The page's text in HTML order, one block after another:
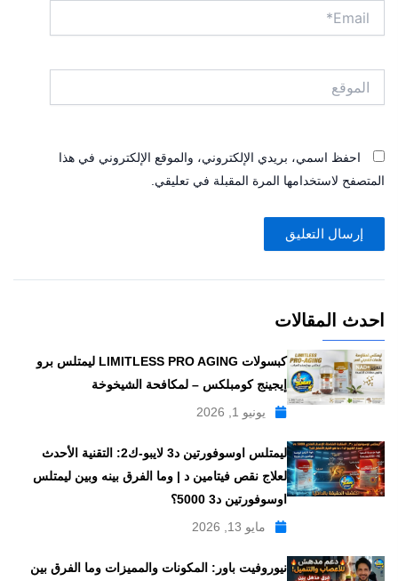
احفظ اسمي، بريدي الإلكتروني، والموقع الإلكتروني في هذا
المتصفح لاستخدامها المرة المقبلة في تعليقي.
احدث المقالات
كبسولات LIMITLESS PRO AGING ليمتلس برو
إيجينج كومبلكس – لمكافحة الشيخوخة
يونيو 1, 2026
ليمتلس اوسوفورتين د3 لايبو-ك2: التقنية الأحدث
لعلاج نقص فيتامين د | وما الفرق بينه وبين ليمتلس
اوسوفورتين د3 5000؟
مايو 13, 2026
نيوروفيت باور: المكونات والمميزات وما الفرق بين